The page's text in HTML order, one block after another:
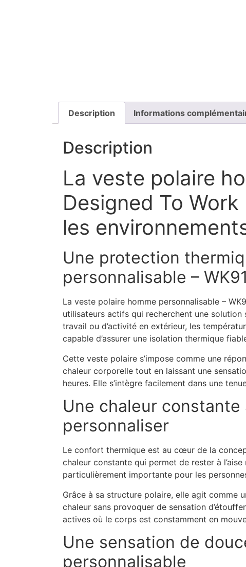
Description Informations
Description
La veste polaire
Designed To
les
Une protection
personnalisable –
La veste polaire homme personnalisable –
utilisateurs actifs qui recherchent une
travail ou d’activité en extérieur, les
capable d’assurer une isolation thermique
Cette veste polaire s’impose comme une
chaleur corporelle tout en laissant une
heures. Elle s’intègre facilement dans une
Une chaleur
personnaliser
Le confort thermique est au cœur de la
chaleur constante qui permet de rester à
particulièrement importante pour les
Grâce à sa structure polaire, elle agit comme
chaleur sans provoquer de sensation
actives où le corps est constamment en
Une sensation de
personnalisable